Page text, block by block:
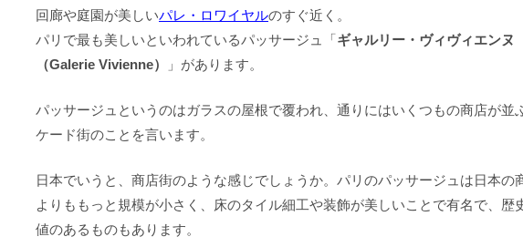
回廊や庭園が美しいパレ・ロワイヤルのすぐ近く。
パリで最も美しいといわれているパッサージュ「ギャルリー・ヴィヴィエンヌ
（Galerie Vivienne）
」があります。
パッサージュというのはガラスの屋根で覆われ、通りにはいくつもの商店が並
ケード街のことを言います。
日本でいうと、商店街のような感じでしょうか。パリのパッサージュは日本の
よりももっと規模が小さく、床のタイル細工や装飾が美しいことで有名で、歴
値のあるものもあります。